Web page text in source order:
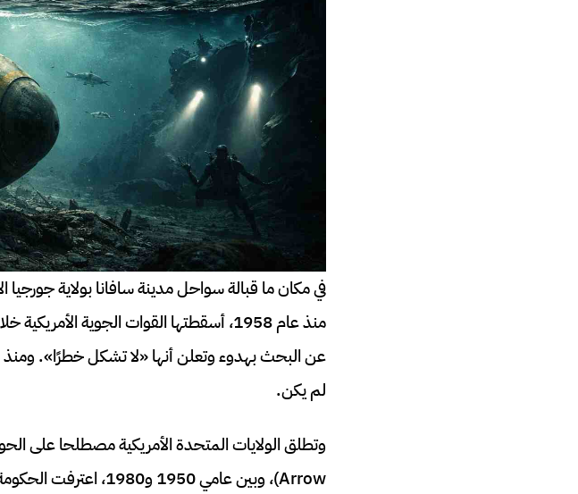
في مكان ما قبالة سواحل مدينة سافانا بولاية
منذ عام 1958، أسقطتها القوات الجوية
عن البحث بهدوء وتعلن أنها «لا تشكل خطرًا».
لم يكن.
Arrow)، وبين عامي 1950 و1980، اعترفت الحكومة الأمريكية رسميًا بوقوع 32 حادثًا من هذا النوع.